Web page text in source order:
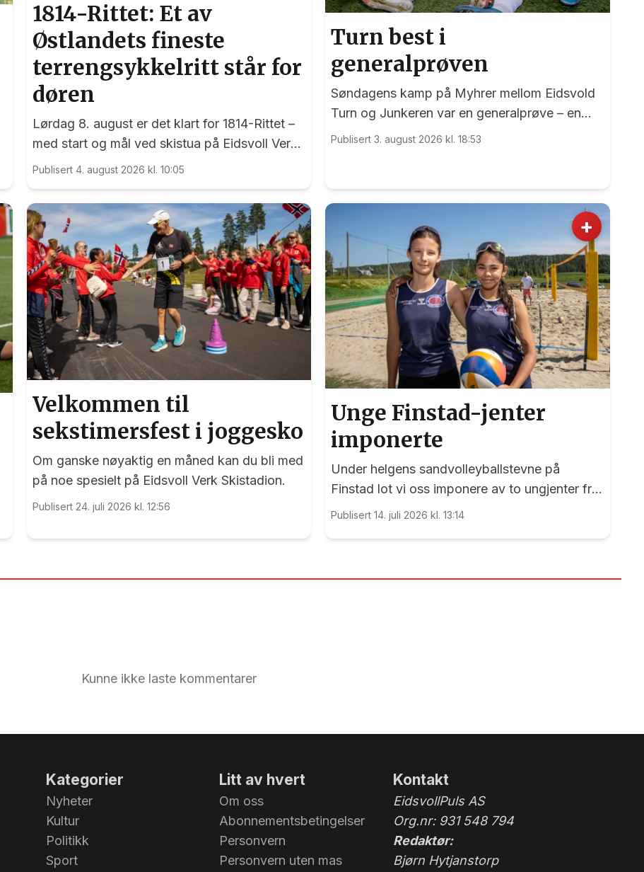
1814-Rittet: Et av
Østlandets fineste
terrengsykkelritt står for
døren
Lørdag 8. august er det klart for 1814-Rittet –
med start og mål ved skistua på Eidsvoll Verk
- et ritt som har sine røtter tilbake til 1998.
Publisert 4. august 2026 kl. 10:05
Turn best i
generalprøven
Søndagens kamp på Myhrer mellom Eidsvold
Turn og Junkeren var en generalprøve – en
generalprøve før kommende helgs toppkamp
Publisert 3. august 2026 kl. 18:53
Velkommen til
sekstimersfest i joggesko
Om ganske nøyaktig en måned kan du bli med
på noe spesielt på Eidsvoll Verk Skistadion.
Publisert 24. juli 2026 kl. 12:56
+
Unge Finstad-jenter
imponerte
Under helgens sandvolleyballstevne på
Finstad lot vi oss imponere av to ungjenter fra
arrangørklubben
Publisert 14. juli 2026 kl. 13:14
Kunne ikke laste kommentarer
Kategorier
Nyheter
Kultur
Politikk
Sport
Litt av hvert
Om oss
Abonnementsbetingelser
Personvern
Personvern uten mas
Kontakt
EidsvollPuls AS
Org.nr: 931 548 794
Redaktør:
Bjørn Hytjanstorp